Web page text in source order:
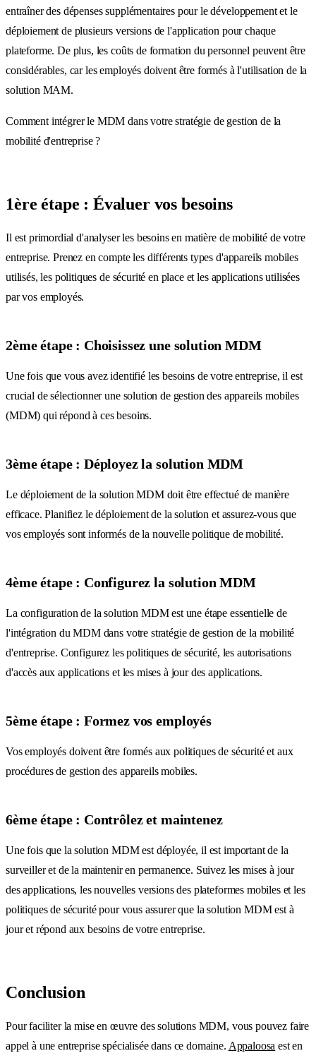
entraîner des dépenses supplémentaires pour le développement et le
déploiement de plusieurs versions de l'application pour chaque
plateforme. De plus, les coûts de formation du personnel peuvent être
considérables, car les employés doivent être formés à l'utilisation de la
solution MAM.
Comment intégrer le MDM dans votre stratégie de gestion de la
mobilité d'entreprise ?
1ère étape : Évaluer vos besoins
Il est primordial d'analyser les besoins en matière de mobilité de votre
entreprise. Prenez en compte les différents types d'appareils mobiles
utilisés, les politiques de sécurité en place et les applications utilisées
par vos employés.
2ème étape : Choisissez une solution MDM
Une fois que vous avez identifié les besoins de votre entreprise, il est
crucial de sélectionner une solution de gestion des appareils mobiles
(MDM) qui répond à ces besoins.
3ème étape : Déployez la solution MDM
Le déploiement de la solution MDM doit être effectué de manière
efficace. Planifiez le déploiement de la solution et assurez-vous que
vos employés sont informés de la nouvelle politique de mobilité.
4ème étape : Configurez la solution MDM
La configuration de la solution MDM est une étape essentielle de
l'intégration du MDM dans votre stratégie de gestion de la mobilité
d'entreprise. Configurez les politiques de sécurité, les autorisations
d'accès aux applications et les mises à jour des applications.
5ème étape : Formez vos employés
Vos employés doivent être formés aux politiques de sécurité et aux
procédures de gestion des appareils mobiles.
6ème étape : Contrôlez et maintenez
Une fois que la solution MDM est déployée, il est important de la
surveiller et de la maintenir en permanence. Suivez les mises à jour
des applications, les nouvelles versions des plateformes mobiles et les
politiques de sécurité pour vous assurer que la solution MDM est à
jour et répond aux besoins de votre entreprise.
Conclusion
Pour faciliter la mise en œuvre des solutions MDM, vous pouvez faire
appel à une entreprise spécialisée dans ce domaine. Appaloosa est en